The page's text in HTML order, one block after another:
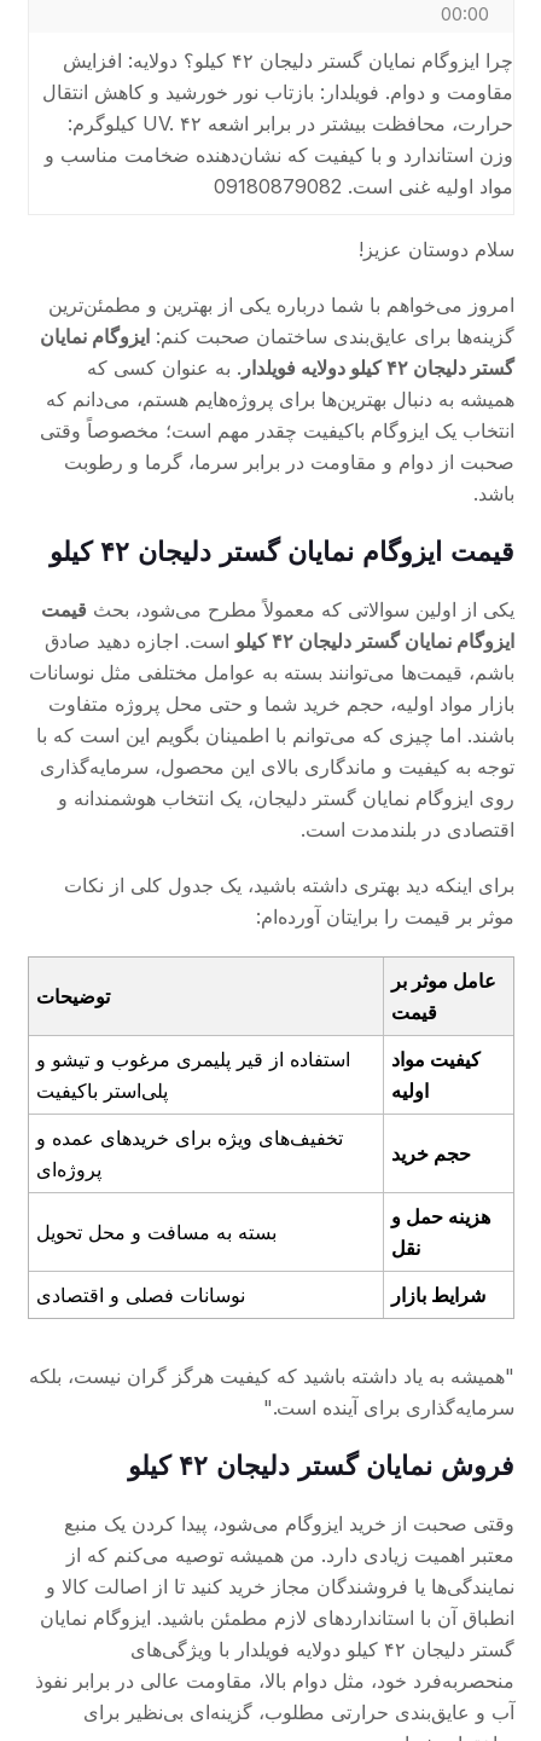
00:00
چرا ایزوگام نمایان گستر دلیجان ۴۲ کیلو؟ دولایه: افزایش
مقاومت و دوام. فویلدار: بازتاب نور خورشید و کاهش انتقال
حرارت، محافظت بیشتر در برابر اشعه UV. ۴۲ کیلوگرم:
وزن استاندارد و با کیفیت که نشان‌دهنده ضخامت مناسب و
مواد اولیه غنی است. 09180879082
سلام دوستان عزیز!
امروز می‌خواهم با شما درباره یکی از بهترین و مطمئن‌ترین
گزینه‌ها برای عایق‌بندی ساختمان صحبت کنم:ایزوگام نمایان
گستر دلیجان ۴۲ کیلو دولایه فویلدار
. به عنوان کسی که
همیشه به دنبال بهترین‌ها برای پروژه‌هایم هستم، می‌دانم که
انتخاب یک ایزوگام باکیفیت چقدر مهم است؛ مخصوصاً وقتی
صحبت از دوام و مقاومت در برابر سرما، گرما و رطوبت
باشد.
قیمت ایزوگام نمایان گستر دلیجان ۴۲ کیلو
یکی از اولین سوالاتی که معمولاً مطرح می‌شود، بحث قیمت
ایزوگام نمایان گستر دلیجان ۴۲ کیلو
است. اجازه دهید صادق
باشم، قیمت‌ها می‌توانند بسته به عوامل مختلفی مثل نوسانات
بازار مواد اولیه، حجم خرید شما و حتی محل پروژه متفاوت
باشند. اما چیزی که می‌توانم با اطمینان بگویم این است که با
توجه به کیفیت و ماندگاری بالای این محصول، سرمایه‌گذاری
روی ایزوگام نمایان گستر دلیجان، یک انتخاب هوشمندانه و
اقتصادی در بلندمدت است.
برای اینکه دید بهتری داشته باشید، یک جدول کلی از نکات
موثر بر قیمت را برایتان آورده‌ام:
عامل موثر بر
قیمت
توضیحات
کیفیت مواد
اولیه
استفاده از قیر پلیمری مرغوب و تیشو و
پلی‌استر باکیفیت
حجم خرید
تخفیف‌های ویژه برای خریدهای عمده و
پروژه‌ای
هزینه حمل و
نقل
بسته به مسافت و محل تحویل
شرایط بازار نوسانات فصلی و اقتصادی
"همیشه به یاد داشته باشید که کیفیت هرگز گران نیست، بلکه
سرمایه‌گذاری برای آینده است."
فروش نمایان گستر دلیجان ۴۲ کیلو
وقتی صحبت از خرید ایزوگام می‌شود، پیدا کردن یک منبع
معتبر اهمیت زیادی دارد. من همیشه توصیه می‌کنم که از
نمایندگی‌ها یا فروشندگان مجاز خرید کنید تا از اصالت کالا و
انطباق آن با استانداردهای لازم مطمئن باشید. ایزوگام نمایان
گستر دلیجان ۴۲ کیلو دولایه فویلدار با ویژگی‌های
منحصربه‌فرد خود، مثل دوام بالا، مقاومت عالی در برابر نفوذ
آب و عایق‌بندی حرارتی مطلوب، گزینه‌ای بی‌نظیر برای